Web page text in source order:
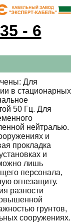
- 6
Для
в стационарных
50 Гц. Для
нейтралью.
и
прокладка
и
лишь
персонала,
огнезащиту.
разности
грунтов,
сооружениях.